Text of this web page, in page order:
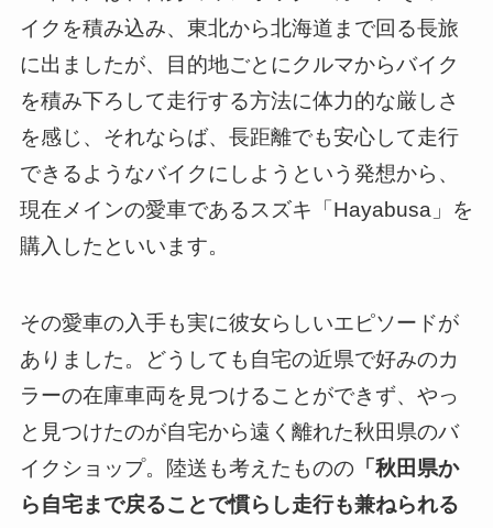
イクを積み込み、東北から北海道まで回る長旅
に出ましたが、目的地ごとにクルマからバイク
を積み下ろして走行する方法に体力的な厳しさ
を感じ、それならば、長距離でも安心して走行
できるようなバイクにしようという発想から、
現在メインの愛車であるスズキ「Hayabusa」を
購入したといいます。
その愛車の入手も実に彼女らしいエピソードが
ありました。どうしても自宅の近県で好みのカ
ラーの在庫車両を見つけることができず、やっ
と見つけたのが自宅から遠く離れた秋田県のバ
イクショップ。陸送も考えたものの「秋田県か
ら自宅まで戻ることで慣らし走行も兼ねられる